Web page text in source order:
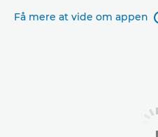
Få mere at vide om appen